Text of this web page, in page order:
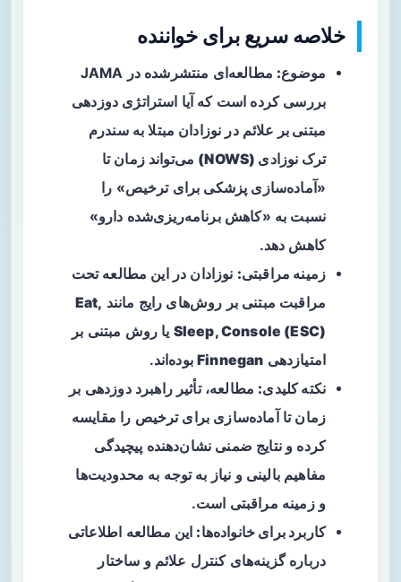
خلاصه سریع برای خواننده
موضوع:
مطالعه‌ای منتشرشده در JAMA
بررسی کرده است که آیا استراتژی دوزدهی
مبتنی بر علائم در نوزادان مبتلا بهسندرم
ترک نوزادی (NOWS)
می‌تواند زمان تا
«آماده‌سازی پزشکی برای ترخیص» را
نسبت به «کاهش برنامه‌ریزی‌شده دارو»
کاهش دهد.
زمینه مراقبتی: نوزادان در این مطالعه تحت
مراقبت مبتنی بر روش‌های رایج مانند Eat,
Sleep, Console (ESC) یا روش مبتنی بر
امتیازدهی Finneganبوده‌اند.
نکته کلیدی: مطالعه، تأثیر راهبرد دوزدهی بر
زمان تا آماده‌سازی برای ترخیص را مقایسه
کرده و نتایج ضمنی نشان‌دهنده پیچیدگی
مفاهیم بالینی و نیاز به توجه به محدودیت‌ها
و زمینه مراقبتی است.
کاربرد برای خانواده‌ها: این مطالعه اطلاعاتی
درباره گزینه‌های کنترل علائم و ساختار